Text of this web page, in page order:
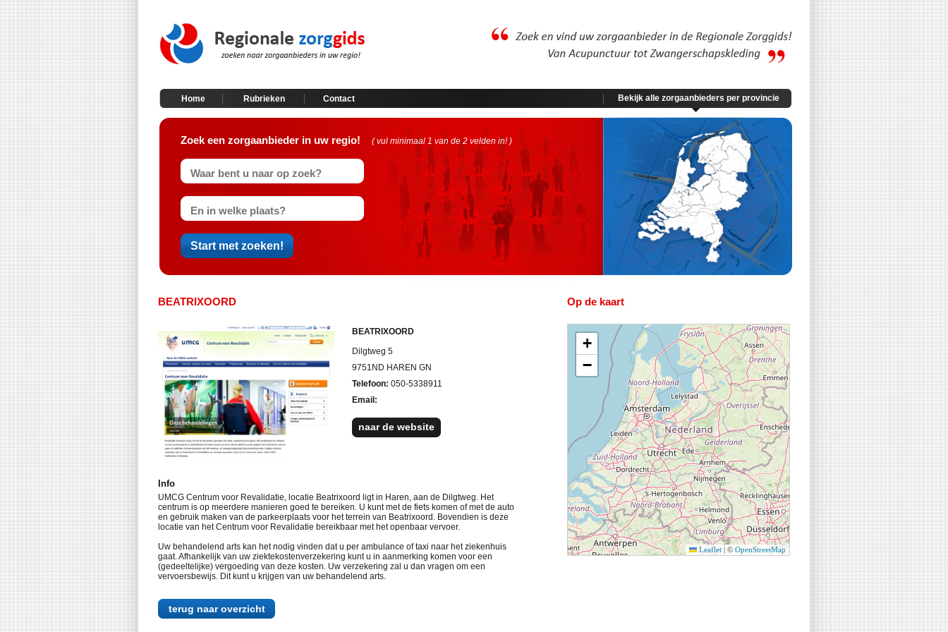
Home Rubrieken Contact Bekijk alle zorgaanbieders per provincie
Zoek een zorgaanbieder in uw regio! ( vul minimaal 1 van de 2 velden in! )
BEATRIXOORD
BEATRIXOORD
Dilgtweg 5
9751ND HAREN GN
Telefoon: 050-5338911
Email:
naar de website
Info
UMCG Centrum voor Revalidatie, locatie Beatrixoord ligt in Haren, aan de Dilgtweg. Het
centrum is op meerdere manieren goed te bereiken. U kunt met de fiets komen of met de auto
en gebruik maken van de parkeerplaats voor het terrein van Beatrixoord. Bovendien is deze
locatie van het Centrum voor Revalidatie bereikbaar met het openbaar vervoer.
Uw behandelend arts kan het nodig vinden dat u per ambulance of taxi naar het ziekenhuis
gaat. Afhankelijk van uw ziektekostenverzekering kunt u in aanmerking komen voor een
(gedeeltelijke) vergoeding van deze kosten. Uw verzekering zal u dan vragen om een
vervoersbewijs. Dit kunt u krijgen van uw behandelend arts.
terug naar overzicht
Op de kaart
+
−
Leaflet | © OpenStreetMap